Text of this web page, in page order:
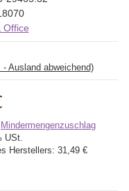
Office
- Ausland abweichend)
Mindermengenzuschlag
USt.
Herstellers: 31,49 €